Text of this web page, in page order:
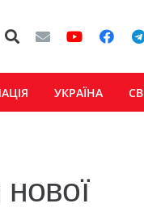
УКРАЇНА